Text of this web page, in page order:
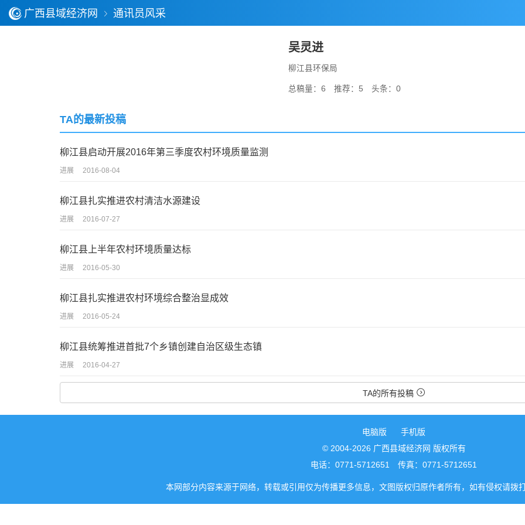
广西县域经济网 通讯员风采
吴灵进
柳江县环保局
总稿量：6 推荐：5 头条：0
TA的最新投稿
柳江县启动开展2016年第三季度农村环境质量监测
进展 2016-08-04
柳江县扎实推进农村清洁水源建设
进展 2016-07-27
柳江县上半年农村环境质量达标
进展 2016-05-30
柳江县扎实推进农村环境综合整治显成效
进展 2016-05-24
柳江县统筹推进首批7个乡镇创建自治区级生态镇
进展 2016-04-27
TA的所有投稿
电脑版
手机版
© 2004-2026 广西县域经济网 版权所有
电话：0771-5712651 传真：0771-5712651
本网部分内容来源于网络，转载或引用仅为传播更多信息，文图版权归原作者所有，如有侵权请拨